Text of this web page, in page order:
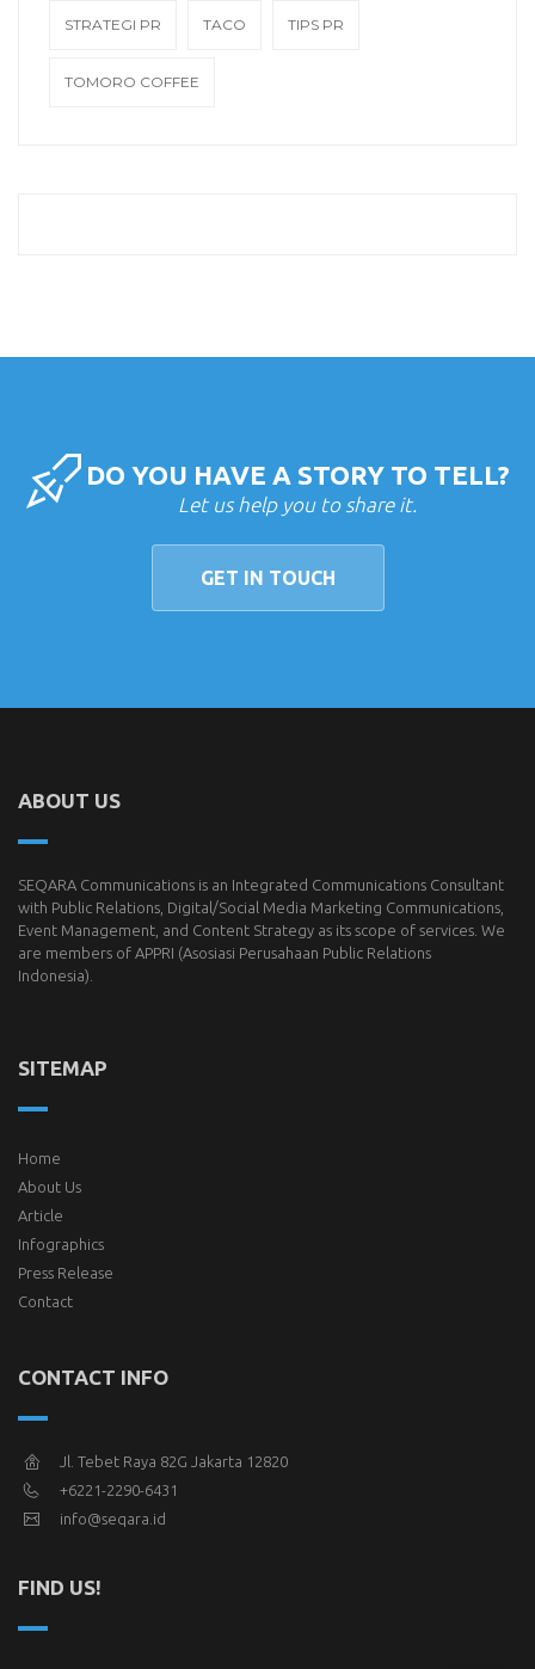
STRATEGI PR TACO TIPS PR
TOMORO COFFEE
DO YOU HAVE A STORY TO TELL?
Let us help you to share it.
GET IN TOUCH
ABOUT US
SEQARA Communications is an Integrated Communications Consultant
with Public Relations, Digital/Social Media Marketing Communications,
Event Management, and Content Strategy as its scope of services. We
are members of APPRI (Asosiasi Perusahaan Public Relations
Indonesia).
SITEMAP
Home
About Us
Article
Infographics
Press Release
Contact
CONTACT INFO
Jl. Tebet Raya 82G Jakarta 12820
+6221-2290-6431
info@seqara.id
FIND US!